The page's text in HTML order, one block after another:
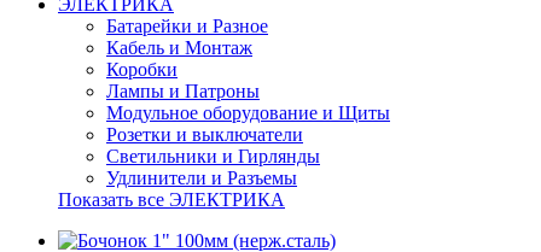
ЭЛЕКТРИКА
Батарейки и Разное
Кабель и Монтаж
Коробки
Лампы и Патроны
Модульное оборудование и Щиты
Розетки и выключатели
Светильники и Гирлянды
Удлинители и Разъемы
Показать все ЭЛЕКТРИКА